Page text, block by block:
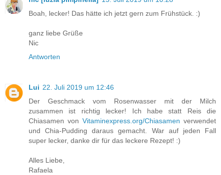
Boah, lecker! Das hätte ich jetzt gern zum Frühstück. :)
ganz liebe Grüße
Nic
Antworten
Lui 22. Juli 2019 um 12:46
Der Geschmack vom Rosenwasser mit der Milch
zusammen ist richtig lecker! Ich habe statt Reis die
Chiasamen von Vitaminexpress.org/Chiasamen verwendet
und Chia-Pudding daraus gemacht. War auf jeden Fall
super lecker, danke dir für das leckere Rezept! :)
Alles Liebe,
Rafaela